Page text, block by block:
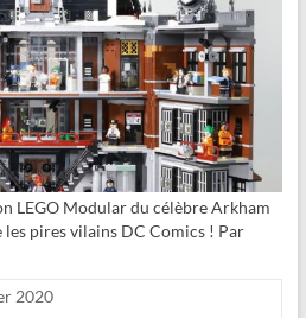
LEGO Modular du célèbre Arkham
pires vilains DC Comics ! Par
2020